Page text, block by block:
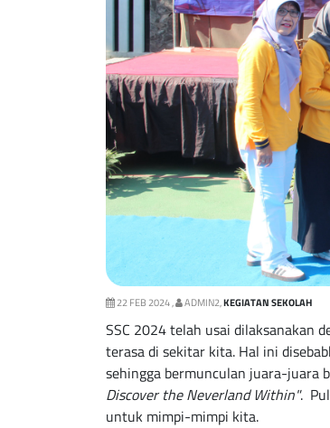
22 FEB 2024 , ADMIN2,KEGIATAN SEKOLAH
SSC 2024 telah usai dilaksanakan
terasa di sekitar kita. Hal ini
sehingga bermunculan juara-juara
Discover the Neverland Within".
untuk mimpi-mimpi kita.